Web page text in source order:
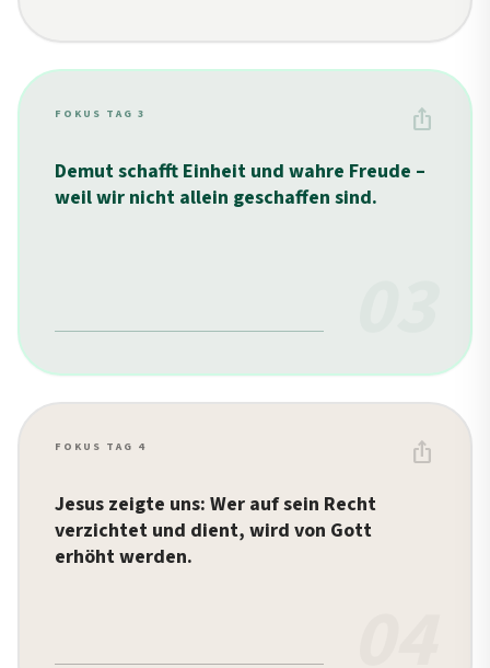
FOKUS TAG 3 ios_share
Demut schafft Einheit und wahre Freude –
weil wir nicht allein geschaffen sind.
FOKUS TAG 4 ios_share
Jesus zeigte uns: Wer auf sein Recht
verzichtet und dient, wird von Gott
erhöht werden.